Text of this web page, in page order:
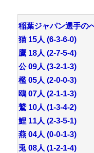
稲葉ジャパン選手の
猫 15人 (6-3-6-0)
鷹 18人 (2-7-5-4)
公 09人 (3-2-1-3)
檻 05人 (2-0-0-3)
鴎 07人 (2-1-1-3)
鷲 10人 (1-3-4-2)
鯉 11人 (2-3-5-1)
燕 04人 (0-0-1-3)
兎 08人 (1-2-1-4)